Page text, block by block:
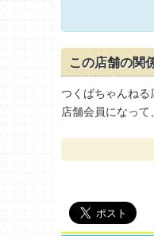
この店舗の関
つくばちゃんねる
店舗会員になっ